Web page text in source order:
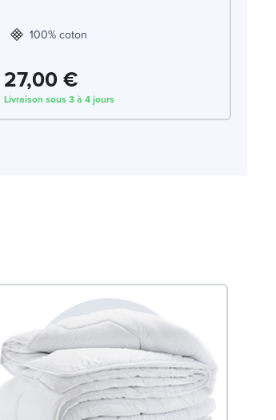
100% coton
27,00 €
Livraison sous 3 à 4 jours